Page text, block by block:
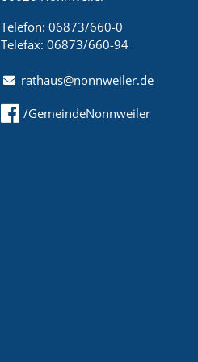
Telefon: 06873/660-0
Telefax: 06873/660-94
rathaus@nonnweiler.de
/GemeindeNonnweiler